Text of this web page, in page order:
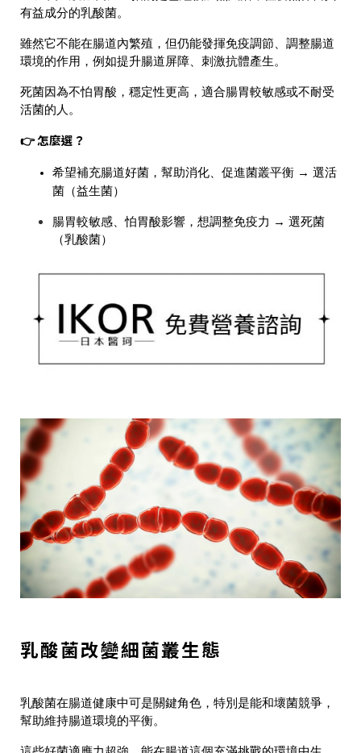
有益成分的乳酸菌。
雖然它不能在腸道內繁殖，但仍能發揮免疫調節、調整腸道
環境的作用 ，例如提升腸道屏障、刺激抗體產生。
死菌因為不怕胃酸，穩定性更高，適合腸胃較敏感或不耐受
活菌的人。
👉怎麼選？
希望補充腸道好菌，幫助消化、促進菌叢平衡 → 選活
菌（益生菌）
腸胃較敏感、怕胃酸影響，想調整免疫力 → 選死菌
（乳酸菌）
乳酸菌改變細菌叢生態
乳酸菌在腸道健康中可是關鍵角色，特別是能和壞菌競爭，
幫助維持腸道環境的平衡。